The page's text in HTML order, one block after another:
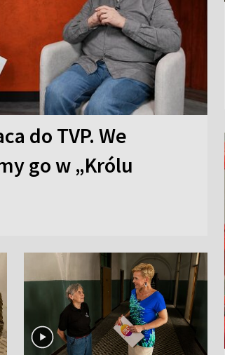
do TVP. We
go w „Królu